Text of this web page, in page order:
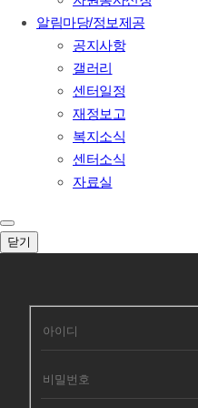
알림마당/정보제공
공지사항
갤러리
센터일정
재정보고
복지소식
센터소식
자료실
닫기
회원로그인